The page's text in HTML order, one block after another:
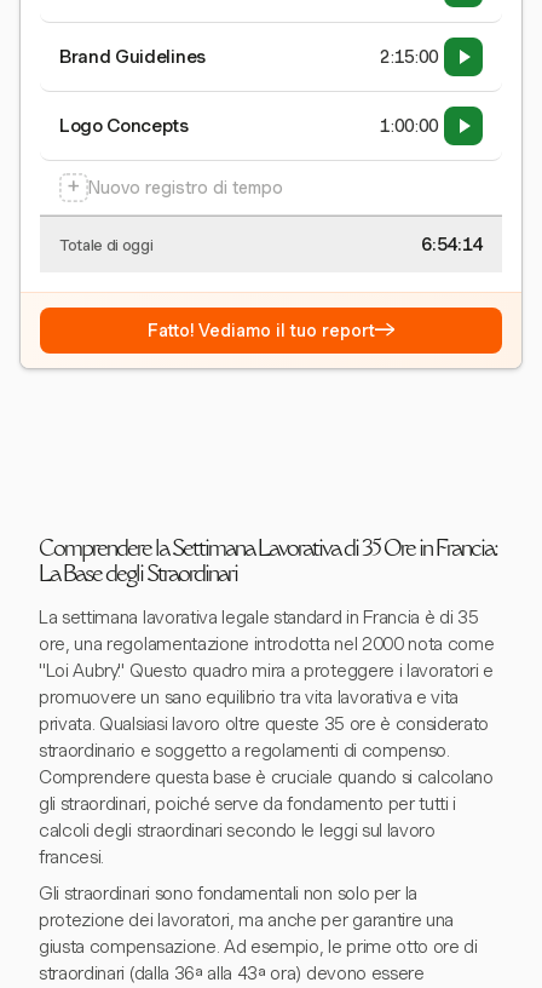
Brand Guidelines 2:15:00
Logo Concepts 1:00:00
+ Nuovo registro di tempo
Totale di oggi 6:54:15
Fatto! Vediamo il tuo report→
Comprendere la Settimana Lavorativa di 35 Ore in Francia:
La Base degli Straordinari
La settimana lavorativa legale standard in Francia è di 35
ore, una regolamentazione introdotta nel 2000 nota come
"Loi Aubry." Questo quadro mira a proteggere i lavoratori e
promuovere un sano equilibrio tra vita lavorativa e vita
privata. Qualsiasi lavoro oltre queste 35 ore è considerato
straordinario e soggetto a regolamenti di compenso.
Comprendere questa base è cruciale quando si calcolano
gli straordinari, poiché serve da fondamento per tutti i
calcoli degli straordinari secondo le leggi sul lavoro
francesi.
Gli straordinari sono fondamentali non solo per la
protezione dei lavoratori, ma anche per garantire una
giusta compensazione. Ad esempio, le prime otto ore di
straordinari (dalla 36ª alla 43ª ora) devono essere